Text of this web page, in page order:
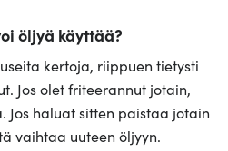
öljyä käyttää?
kertoja, riippuen tietysti
Jos olet friteerannut jotain,
Jos haluat sitten paistaa jotain
vaihtaa uuteen öljyyn.